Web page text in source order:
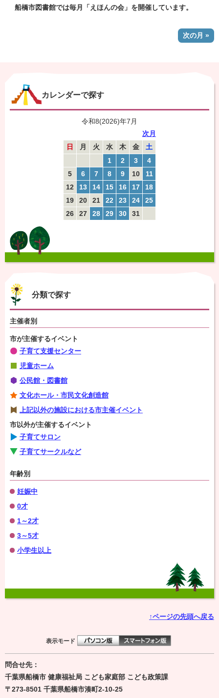
船橋市図書館では毎月「えほんの会」を開催しています。
次の月 »
カレンダーで探す
令和8(2026)年7月
次月
日
月 火 水 木 金
土
1
2 3
4
5
6 7 8 9 10
11
12
13 14 15 16 17
18
19
20 21 22 23 24
25
26
27 28 29 30 31
分類で探す
主催者別
市が主催するイベント
子育て支援センター
児童ホーム
公民館・図書館
文化ホール・市民文化創造館
上記以外の施設における市主催イベント
市以外が主催するイベント
子育てサロン
子育てサークルなど
年齢別
妊娠中
0才
1～2才
3～5才
小学生以上
↑ページの先頭へ戻る
表示モード
問合せ先：
千葉県船橋市 健康福祉局 こども家庭部 こども政策課
〒273-8501 千葉県船橋市湊町2-10-25